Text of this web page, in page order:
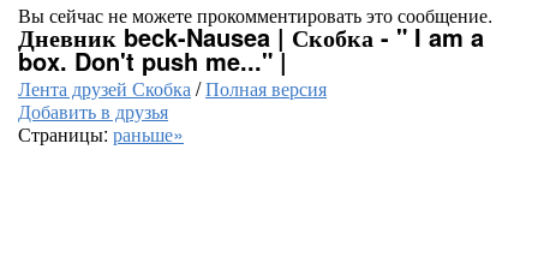
Вы сейчас не можете прокомментировать это сообщение.
Дневник beck-Nausea | Скобка - " I am a
box. Don't push me..." |
Лента друзей Скобка/Полная версия
Добавить в друзья
Страницы: раньше»